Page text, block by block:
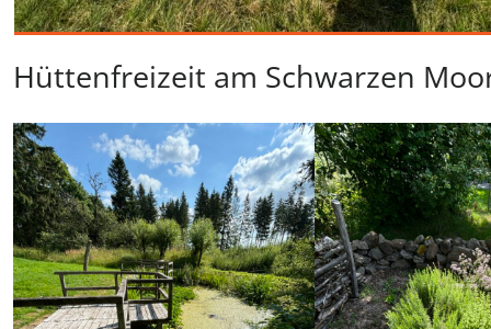
Hüttenfreizeit am Schwarzen